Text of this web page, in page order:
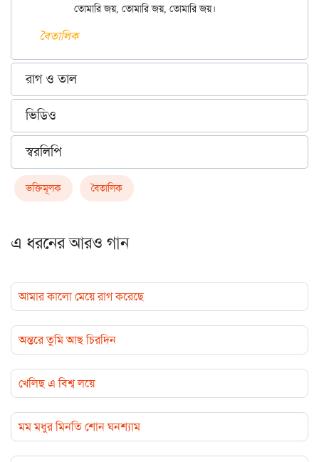
বৈতালিক
রাগ ও তাল
ভিডিও
স্বরলিপি
ভক্তিমূলক বৈতালিক
এ ধরনের আরও গান
আমার কালো মেয়ে রাগ করেছে
অন্তরে তুমি আছ চিরদিন
খেলিছ এ বিশ্ব লয়ে
মম মধুর মিনতি শোন ঘনশ্যাম